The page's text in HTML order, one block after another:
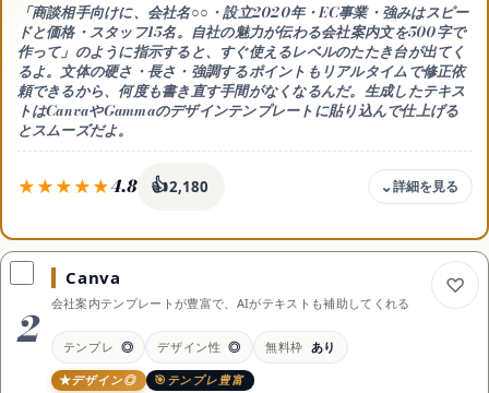
サイトマップ
「商談相手向けに、会社名○○・設立2020年・EC事業・強みはスピー
ドと価格・スタッフ15名。自社の魅力が伝わる会社案内文を500字で
作って」のように指示すると、すぐ使えるレベルのたたき台が出てく
るよ。文体の硬さ・長さ・強調するポイントもリアルタイムで修正依
頼できるから、何度も書き直す手間がなくなるんだ。生成したテキス
トはCanvaやGammaのデザインテンプレートに貼り込んで仕上げる
とスムーズだよ。
4.8 👍2,180
料金
無料 / Plus 月3,000円目安（約20ドル）
無料枠
無料でも使える。最新モデルの優先利用はPlus以上
向く人
会社案内・採用パンフのテキストをまず作りたい人
出力形式
2
Canva
会社案内テンプレートが豊富で、AIがテキストも補助してくれる
テンプレ ◎ デザイン性 ◎ 無料枠 あり
デザイン◎ テンプレ豊富